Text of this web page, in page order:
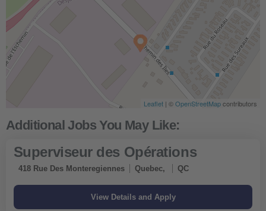
Leaflet | ©OpenStreetMapcontributors
Superviseur des Opérations
418 Rue Des Monteregiennes Quebec, QC